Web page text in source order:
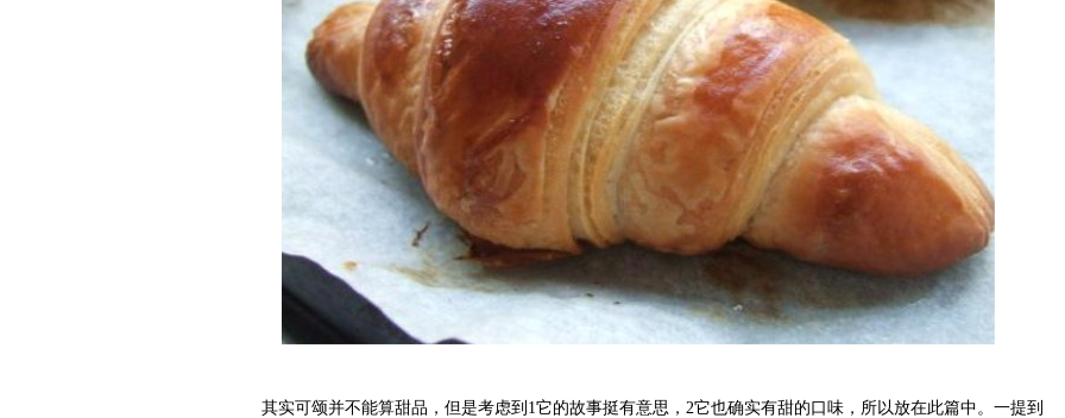
其实可颂并不能算甜品，但是考虑到1它的故事挺有意思，2它也确实有甜的口味，所以放在此篇中。一提到